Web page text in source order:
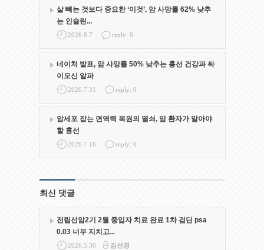
살 빼는 것보다 중요한 ‘이것’, 암 사망률 62% 낮추
는 인슐린...
2026.8.7 reply: 0
네이처 발표, 암 사망률 50% 낮추는 흉선 건강과 싸
이모신 알파
2026.7.31 reply: 0
암세포 잡는 면역력 복원의 열쇠, 암 환자가 알아야
할 흉선
2026.7.16 reply: 0
최신 댓글
전립선암2기 2월 중입자 치료 완료 1차 검딘 psa
0.03 너무 지치고...
2026.5.30 김선경